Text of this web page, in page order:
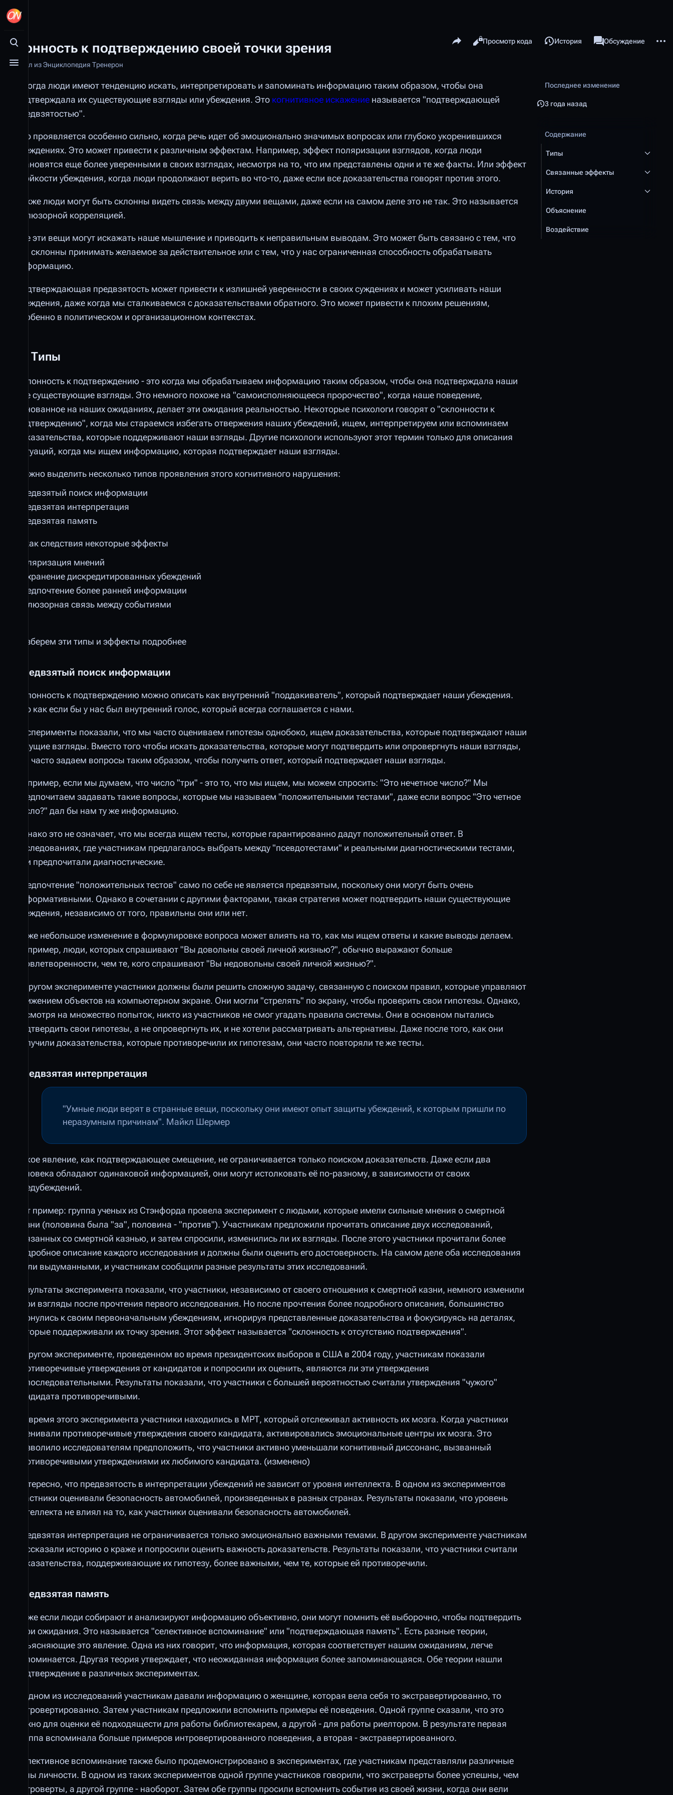
Открыть поиск
Открыть меню
Склонность к подтверждению своей точки зрения
Материал из Энциклопедия Тренерон
Поделиться этой страницей
Просмотры
Читать
Просмотр кода История associated-pages
Статья
Обсуждение
Иногда люди имеют тенденцию искать, интерпретировать и запоминать информацию таким образом, чтобы она
подтверждала их существующие взгляды или убеждения. Это когнитивное искажение называется "подтверждающей
предвзятостью".
Это проявляется особенно сильно, когда речь идет об эмоционально значимых вопросах или глубоко укоренившихся
убеждениях. Это может привести к различным эффектам. Например, эффект поляризации взглядов, когда люди
становятся еще более уверенными в своих взглядах, несмотря на то, что им представлены одни и те же факты. Или эффект
стойкости убеждения, когда люди продолжают верить во что-то, даже если все доказательства говорят против этого.
Также люди могут быть склонны видеть связь между двуми вещами, даже если на самом деле это не так. Это называется
иллюзорной корреляцией.
Все эти вещи могут искажать наше мышление и приводить к неправильным выводам. Это может быть связано с тем, что
мы склонны принимать желаемое за действительное или с тем, что у нас ограниченная способность обрабатывать
информацию.
Подтверждающая предвзятость может привести к излишней уверенности в своих суждениях и может усиливать наши
убеждения, даже когда мы сталкиваемся с доказательствами обратного. Это может привести к плохим решениям,
особенно в политическом и организационном контекстах.
Типы
Склонность к подтверждению - это когда мы обрабатываем информацию таким образом, чтобы она подтверждала наши
уже существующие взгляды. Это немного похоже на "самоисполняющееся пророчество", когда наше поведение,
основанное на наших ожиданиях, делает эти ожидания реальностью. Некоторые психологи говорят о "склонности к
подтверждению", когда мы стараемся избегать отвержения наших убеждений, ищем, интерпретируем или вспоминаем
доказательства, которые поддерживают наши взгляды. Другие психологи используют этот термин только для описания
ситуаций, когда мы ищем информацию, которая подтверждает наши взгляды.
Можно выделить несколько типов проявления этого когнитивного нарушения:
Предвзятый поиск информации
Предвзятая интерпретация
Предвзятая память
И как следствия некоторые эффекты
Поляризация мнений
Сохранение дискредитированных убеждений
Предпочтение более ранней информации
Иллюзорная связь между событиями
Разберем эти типы и эффекты подробнее
Предвзятый поиск информации
Склонность к подтверждению можно описать как внутренний "поддакиватель", который подтверждает наши убеждения.
Это как если бы у нас был внутренний голос, который всегда соглашается с нами.
Эксперименты показали, что мы часто оцениваем гипотезы однобоко, ищем доказательства, которые подтверждают наши
текущие взгляды. Вместо того чтобы искать доказательства, которые могут подтвердить или опровергнуть наши взгляды,
мы часто задаем вопросы таким образом, чтобы получить ответ, который подтверждает наши взгляды.
Например, если мы думаем, что число "три" - это то, что мы ищем, мы можем спросить: "Это нечетное число?" Мы
предпочитаем задавать такие вопросы, которые мы называем "положительными тестами", даже если вопрос "Это четное
число?" дал бы нам ту же информацию.
Однако это не означает, что мы всегда ищем тесты, которые гарантированно дадут положительный ответ. В
исследованиях, где участникам предлагалось выбрать между "псевдотестами" и реальными диагностическими тестами,
они предпочитали диагностические.
Предпочтение "положительных тестов" само по себе не является предвзятым, поскольку они могут быть очень
информативными. Однако в сочетании с другими факторами, такая стратегия может подтвердить наши существующие
убеждения, независимо от того, правильны они или нет.
Даже небольшое изменение в формулировке вопроса может влиять на то, как мы ищем ответы и какие выводы делаем.
Например, люди, которых спрашивают "Вы довольны своей личной жизнью?", обычно выражают больше
удовлетворенности, чем те, кого спрашивают "Вы недовольны своей личной жизнью?".
В другом эксперименте участники должны были решить сложную задачу, связанную с поиском правил, которые управляют
движением объектов на компьютерном экране. Они могли "стрелять" по экрану, чтобы проверить свои гипотезы. Однако,
несмотря на множество попыток, никто из участников не смог угадать правила системы. Они в основном пытались
подтвердить свои гипотезы, а не опровергнуть их, и не хотели рассматривать альтернативы. Даже после того, как они
получили доказательства, которые противоречили их гипотезам, они часто повторяли те же тесты.
Предвзятая интерпретация
"Умные люди верят в странные вещи, поскольку они имеют опыт защиты убеждений, к которым пришли по
неразумным причинам". Майкл Шермер
Такое явление, как подтверждающее смещение, не ограничивается только поиском доказательств. Даже если два
человека обладают одинаковой информацией, они могут истолковать её по-разному, в зависимости от своих
предубеждений.
Вот пример: группа ученых из Стэнфорда провела эксперимент с людьми, которые имели сильные мнения о смертной
казни (половина была "за", половина - "против"). Участникам предложили прочитать описание двух исследований,
связанных со смертной казнью, и затем спросили, изменились ли их взгляды. После этого участники прочитали более
подробное описание каждого исследования и должны были оценить его достоверность. На самом деле оба исследования
были выдуманными, и участникам сообщили разные результаты этих исследований.
Результаты эксперимента показали, что участники, независимо от своего отношения к смертной казни, немного изменили
свои взгляды после прочтения первого исследования. Но после прочтения более подробного описания, большинство
вернулись к своим первоначальным убеждениям, игнорируя представленные доказательства и фокусируясь на деталях,
которые поддерживали их точку зрения. Этот эффект называется "склонность к отсутствию подтверждения".
В другом эксперименте, проведенном во время президентских выборов в США в 2004 году, участникам показали
противоречивые утверждения от кандидатов и попросили их оценить, являются ли эти утверждения
непоследовательными. Результаты показали, что участники с большей вероятностью считали утверждения "чужого"
кандидата противоречивыми.
Во время этого эксперимента участники находились в МРТ, который отслеживал активность их мозга. Когда участники
оценивали противоречивые утверждения своего кандидата, активировались эмоциональные центры их мозга. Это
позволило исследователям предположить, что участники активно уменьшали когнитивный диссонанс, вызванный
противоречивыми утверждениями их любимого кандидата. (изменено)
Интересно, что предвзятость в интерпретации убеждений не зависит от уровня интеллекта. В одном из экспериментов
участники оценивали безопасность автомобилей, произведенных в разных странах. Результаты показали, что уровень
интеллекта не влиял на то, как участники оценивали безопасность автомобилей.
Предвзятая интерпретация не ограничивается только эмоционально важными темами. В другом эксперименте участникам
рассказали историю о краже и попросили оценить важность доказательств. Результаты показали, что участники считали
доказательства, поддерживающие их гипотезу, более важными, чем те, которые ей противоречили.
Предвзятая память
Даже если люди собирают и анализируют информацию объективно, они могут помнить её выборочно, чтобы подтвердить
свои ожидания. Это называется "селективное вспоминание" или "подтверждающая память". Есть разные теории,
объясняющие это явление. Одна из них говорит, что информация, которая соответствует нашим ожиданиям, легче
запоминается. Другая теория утверждает, что неожиданная информация более запоминающаяся. Обе теории нашли
подтверждение в различных экспериментах.
В одном из исследований участникам давали информацию о женщине, которая вела себя то экстравертированно, то
интровертированно. Затем участникам предложили вспомнить примеры её поведения. Одной группе сказали, что это
нужно для оценки её подходящести для работы библиотекарем, а другой - для работы риелтором. В результате первая
группа вспоминала больше примеров интровертированного поведения, а вторая - экстравертированного.
Селективное вспоминание также было продемонстрировано в экспериментах, где участникам представляли различные
типы личности. В одном из таких экспериментов одной группе участников говорили, что экстраверты более успешны, чем
интроверты, а другой группе - наоборот. Затем обе группы просили вспомнить события из своей жизни, когда они вели
Последнее изменение
3 года назад
Содержание
Типы
Связанные эффекты
История
Объяснение
Воздействие